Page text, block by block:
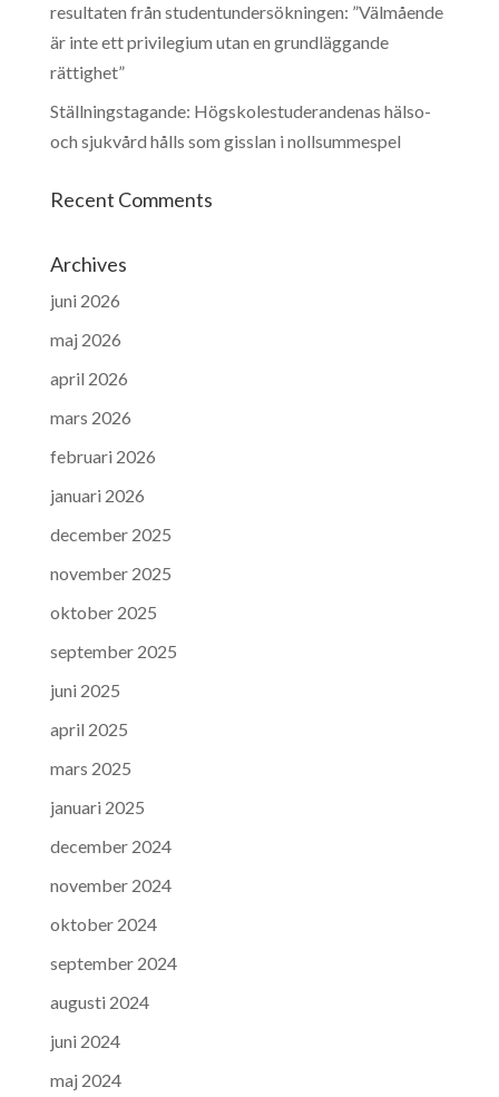
resultaten från studentundersökningen: ”Välmående
är inte ett privilegium utan en grundläggande
rättighet”
Ställningstagande: Högskolestuderandenas hälso-
och sjukvård hålls som gisslan i nollsummespel
Recent Comments
Archives
juni 2026
maj 2026
april 2026
mars 2026
februari 2026
januari 2026
december 2025
november 2025
oktober 2025
september 2025
juni 2025
april 2025
mars 2025
januari 2025
december 2024
november 2024
oktober 2024
september 2024
augusti 2024
juni 2024
maj 2024